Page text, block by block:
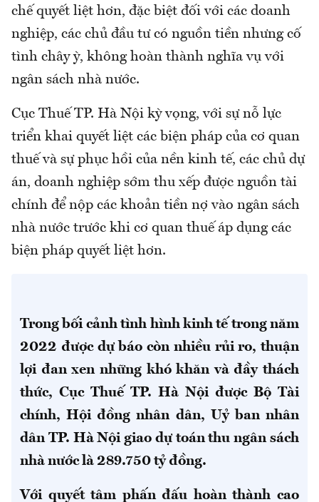
chế quyết liệt hơn, đặc biệt đối với các doanh
nghiệp, các chủ đầu tư có nguồn tiền nhưng cố
tình chây ỳ, không hoàn thành nghĩa vụ với
ngân sách nhà nước.
Cục Thuế TP. Hà Nội kỳ vọng, với sự nỗ lực
triển khai quyết liệt các biện pháp của cơ quan
thuế và sự phục hồi của nền kinh tế, các chủ dự
án, doanh nghiệp sớm thu xếp được nguồn tài
chính để nộp các khoản tiền nợ vào ngân sách
nhà nước trước khi cơ quan thuế áp dụng các
biện pháp quyết liệt hơn.
Trong bối cảnh tình hình kinh tế trong năm
2022 được dự báo còn nhiều rủi ro, thuận
lợi đan xen những khó khăn và đầy thách
thức, Cục Thuế TP. Hà Nội được Bộ Tài
chính, Hội đồng nhân dân, Uỷ ban nhân
dân TP. Hà Nội giao dự toán thu ngân sách
nhà nước là 289.750 tỷ đồng.
Với quyết tâm phấn đấu hoàn thành cao